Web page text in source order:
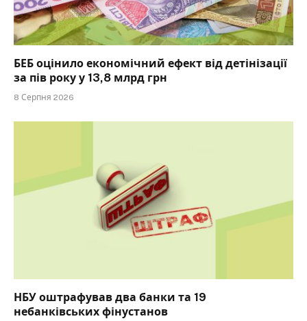
БЕБ оцінило економічний ефект від детінізації
за пів року у 13,8 млрд грн
8 Серпня 2026
НБУ оштрафував два банки та 19
небанківських фінустанов